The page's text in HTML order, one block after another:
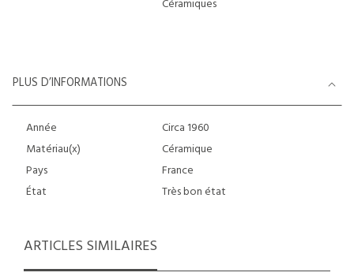
Céramiques
PLUS D’INFORMATIONS
Année
Circa 1960
Matériau(x)
Céramique
Pays
France
État
Très bon état
ARTICLES SIMILAIRES